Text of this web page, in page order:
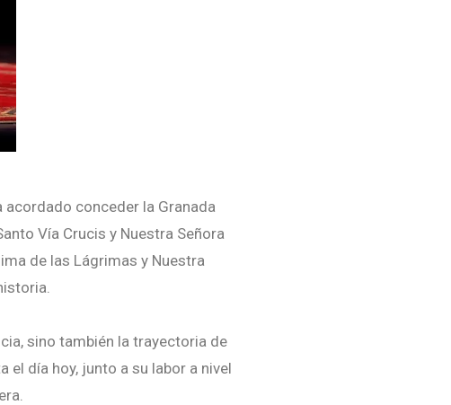
conceder la Granada
Vía Crucis y Nuestra Señora
de las Lágrimas y Nuestra
sino también la trayectoria de
día hoy, junto a su labor a nivel